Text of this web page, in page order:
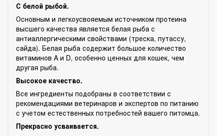
С белой рыбой.
Основным и легкоусвояемым источником протеина
высшего качества является белая рыба с
антиаллергическими свойствами (треска, путассу,
сайда). Белая рыба содержит большое количество
витаминов A и D, особенно ценных для кошек, чем
другая рыба.
Высокое качество.
Все ингредиенты подобраны в соответствии с
рекомендациями ветеринаров и экспертов по питанию
с учетом естественных потребностей вашего питомца.
Прекрасно усваивается.